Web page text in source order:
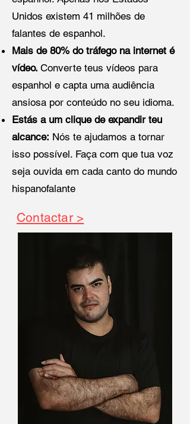
Unidos existem 41 milhões de
falantes de espanhol.
Mais de 80% do tráfego na internet é
vídeo. Converte teus vídeos para
espanhol e capta uma audiência
ansiosa por conteúdo no seu idioma.
Estás a um clique de expandir teu
alcance: Nós te ajudamos a tornar
isso possível. Faça com que tua voz
seja ouvida em cada canto do mundo
hispanofalante
Contactar >